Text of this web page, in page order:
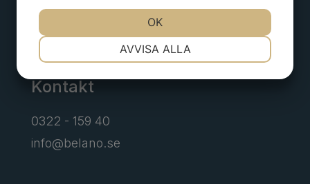
Borgens gata 6
Alingsås
Kontakt
0322 - 159 40
info@belano.se
MARKNADSFÖRING
AVVISA ALLA
OK